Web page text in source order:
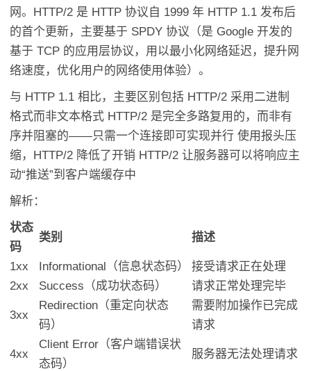
网。HTTP/2 是 HTTP 协议自 1999 年 HTTP 1.1 发布后
的首个更新，主要基于 SPDY 协议（是 Google 开发的
基于 TCP 的应用层协议，用以最小化网络延迟，提升网
络速度，优化用户的网络使用体验）。
与 HTTP 1.1 相比，主要区别包括 HTTP/2 采用二进制
格式而非文本格式 HTTP/2 是完全多路复用的，而非有
序并阻塞的——只需一个连接即可实现并行 使用报头压
缩，HTTP/2 降低了开销 HTTP/2 让服务器可以将响应主
动“推送”到客户端缓存中
解析：
状态
码
类别 描述
1xx Informational（信息状态码）
接受请求正在处理
2xx
Success（成功状态码） 请求正常处理完毕
3xx
Redirection（重定向状态
码）
需要附加操作已完成
请求
4xx
Client Error（客户端错误状
态码）
服务器无法处理请求